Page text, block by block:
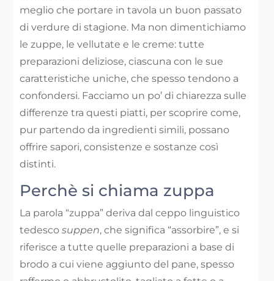
meglio che portare in tavola un buon passato
di verdure di stagione. Ma non dimentichiamo
le zuppe, le vellutate e le creme: tutte
preparazioni deliziose, ciascuna con le sue
caratteristiche uniche, che spesso tendono a
confondersi. Facciamo un po’ di chiarezza sulle
differenze tra questi piatti, per scoprire come,
pur partendo da ingredienti simili, possano
offrire sapori, consistenze e sostanze così
distinti.
Perchè si chiama zuppa
La parola “zuppa” deriva dal ceppo linguistico
tedescosuppen, che significa “assorbire”, e si
riferisce a tutte quelle preparazioni a base di
brodo a cui viene aggiunto del pane, spesso